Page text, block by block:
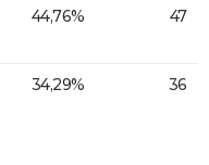
44,76% 47
34,29% 36